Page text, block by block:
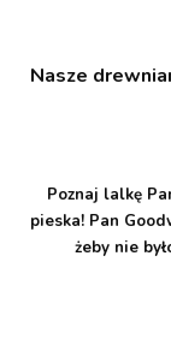
Nasze
Poznaj lalkę
pieska! Pan
żeby nie